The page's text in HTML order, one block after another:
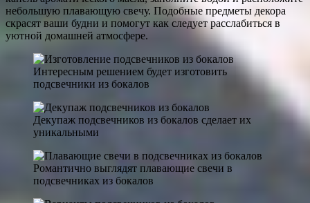
небольшую плавающую свечу. Подобные предметы декора
скрасят ваши будни и помогут как следует расслабиться в
уютной домашней атмосфере.
Интересным решением будет изготовить
подсвечники из бокалов
Декупаж подсвечников из бокалов сделает их
уникальными
Романтично выглядят плавающие свечи в
подсвечниках из бокалов